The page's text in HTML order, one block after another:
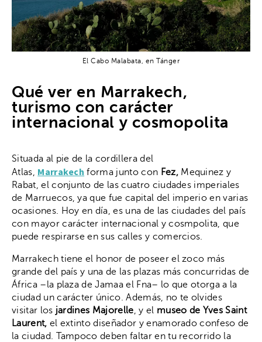
El Cabo Malabata, en Tánger
Qué ver en Marrakech,
turismo con carácter
internacional y cosmopolita
Situada al pie de la cordillera del
Atlas, Marrakech forma junto con Fez,Mequinez y
Rabat, el conjunto de las cuatro ciudades imperiales
de Marruecos, ya que fue capital del imperio en varias
ocasiones. Hoy en día, es una de las ciudades del país
con mayor carácter internacional y cosmpolita, que
puede respirarse en sus calles y comercios.
Marrakech tiene el honor de poseer el zoco más
grande del país y una de las plazas más concurridas de
África –la plaza de Jamaa el Fna– lo que otorga a la
ciudad un carácter único. Además, no te olvides
visitar los jardines Majorelle, y el museo de Yves Saint
Laurent, el extinto diseñador y enamorado confeso de
la ciudad. Tampoco deben faltar en tu recorrido la